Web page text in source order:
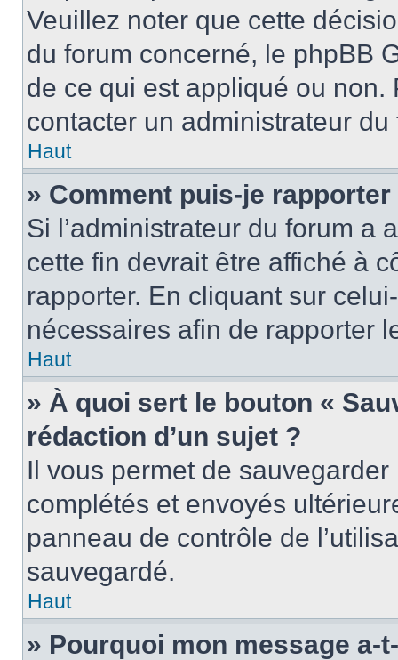
Veuillez noter que cette
du forum concerné, le phpBB
de ce qui est appliqué ou non.
contacter un administrateur du
Haut
» Comment puis-je
Si l’administrateur du forum a
cette fin devrait être affiché à
rapporter. En cliquant sur
nécessaires afin de rapporter
Haut
» À quoi sert le bouton «
rédaction d’un sujet ?
Il vous permet de
complétés et envoyés
panneau de contrôle de
sauvegardé.
Haut
» Pourquoi mon message a-